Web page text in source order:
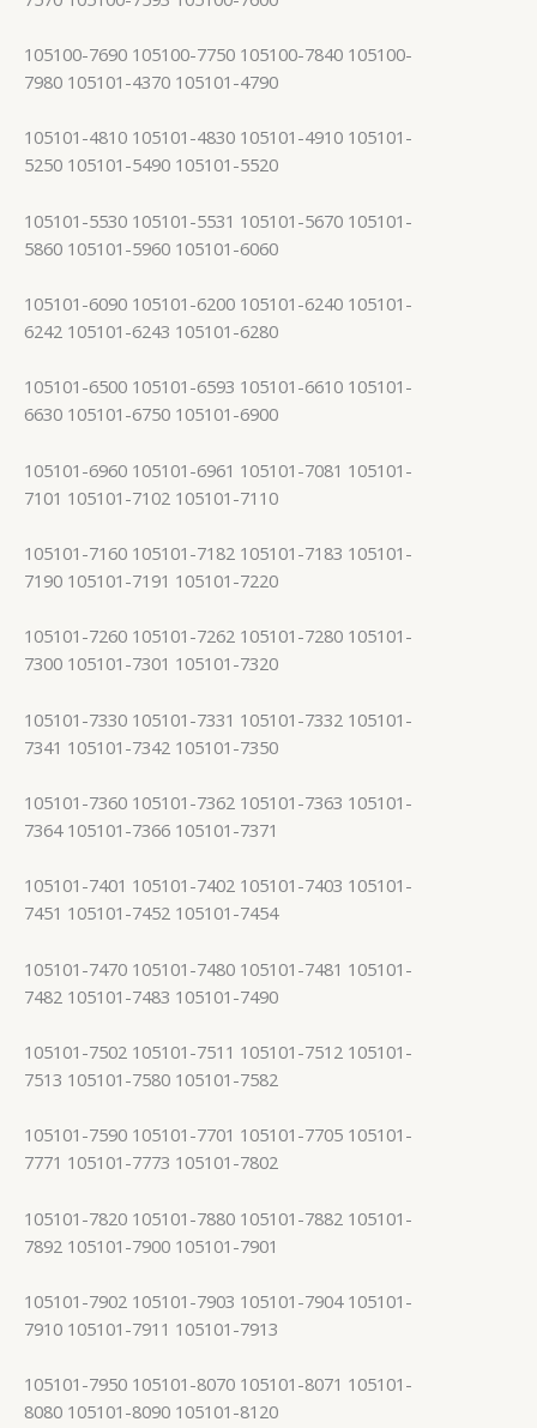
105100-7690 105100-7750 105100-7840 105100-
7980 105101-4370 105101-4790
105101-4810 105101-4830 105101-4910 105101-
5250 105101-5490 105101-5520
105101-5530 105101-5531 105101-5670 105101-
5860 105101-5960 105101-6060
105101-6090 105101-6200 105101-6240 105101-
6242 105101-6243 105101-6280
105101-6500 105101-6593 105101-6610 105101-
6630 105101-6750 105101-6900
105101-6960 105101-6961 105101-7081 105101-
7101 105101-7102 105101-7110
105101-7160 105101-7182 105101-7183 105101-
7190 105101-7191 105101-7220
105101-7260 105101-7262 105101-7280 105101-
7300 105101-7301 105101-7320
105101-7330 105101-7331 105101-7332 105101-
7341 105101-7342 105101-7350
105101-7360 105101-7362 105101-7363 105101-
7364 105101-7366 105101-7371
105101-7401 105101-7402 105101-7403 105101-
7451 105101-7452 105101-7454
105101-7470 105101-7480 105101-7481 105101-
7482 105101-7483 105101-7490
105101-7502 105101-7511 105101-7512 105101-
7513 105101-7580 105101-7582
105101-7590 105101-7701 105101-7705 105101-
7771 105101-7773 105101-7802
105101-7820 105101-7880 105101-7882 105101-
7892 105101-7900 105101-7901
105101-7902 105101-7903 105101-7904 105101-
7910 105101-7911 105101-7913
105101-7950 105101-8070 105101-8071 105101-
8080 105101-8090 105101-8120